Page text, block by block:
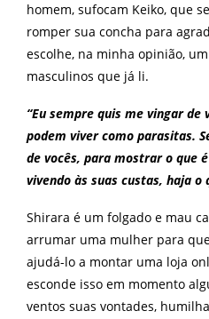
homem, sufocam Keiko, que
romper sua concha para
escolhe, na minha opinião,
masculinos que já li.
“Eu sempre quis me vingar de
podem viver como parasitas.
de vocês, para mostrar o que
vivendo às suas custas, haja o
Shirara é um folgado e mau
arrumar uma mulher para
ajudá-lo a montar uma loja
esconde isso em momento
ventos suas vontades,